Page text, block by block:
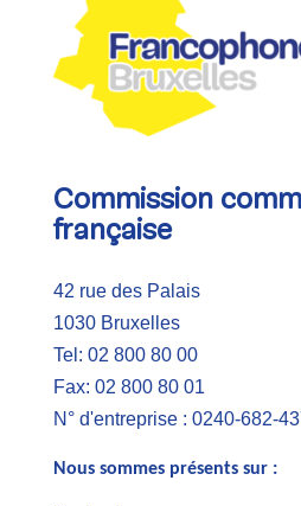
Commission
française
42 rue des Palais
1030 Bruxelles
Tel: 02 800 80 00
Fax: 02 800 80 01
N° d'entreprise : 0240-682-
Nous sommes présents sur :